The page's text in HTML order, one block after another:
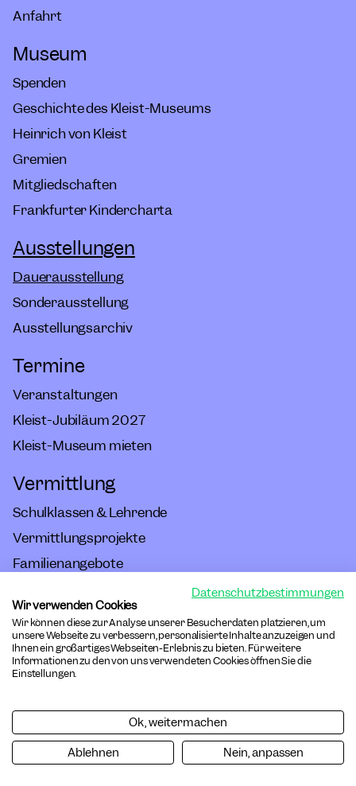
Anfahrt
Museum
Spenden
Geschichte des Kleist-Museums
Heinrich von Kleist
Gremien
Mitgliedschaften
Frankfurter Kindercharta
Ausstellungen
Dauerausstellung
Sonderausstellung
Ausstellungsarchiv
Termine
Veranstaltungen
Kleist-Jubiläum 2027
Kleist-Museum mieten
Vermittlung
Schulklassen & Lehrende
Vermittlungsprojekte
Familienangebote
Kleist am Theater
Sammlungen
Sammlung/Archiv
Bibliothek
Forschung
Shop
Datenschutzbestimmungen
Wir verwenden Cookies
Wir können diese zur Analyse unserer Besucherdaten platzieren, um
unsere Webseite zu verbessern, personalisierte Inhalte anzuzeigen und
Ihnen ein großartiges Webseiten-Erlebnis zu bieten. Für weitere
Informationen zu den von uns verwendeten Cookies öffnen Sie die
Einstellungen.
Ok, weitermachen
Ablehnen
Nein, anpassen